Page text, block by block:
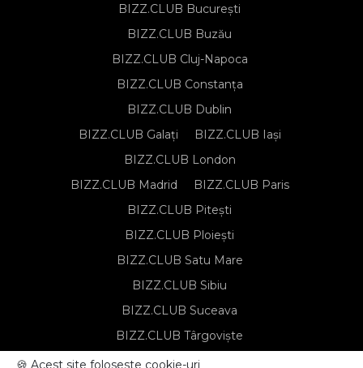
BIZZ.CLUB București
BIZZ.CLUB Buzău
BIZZ.CLUB Cluj-Napoca
BIZZ.CLUB Constanța
BIZZ.CLUB Dublin
BIZZ.CLUB Galați
BIZZ.CLUB Iași
BIZZ.CLUB London
BIZZ.CLUB Madrid
BIZZ.CLUB Paris
BIZZ.CLUB Pitești
BIZZ.CLUB Ploiești
BIZZ.CLUB Satu Mare
BIZZ.CLUB Sibiu
BIZZ.CLUB Suceava
BIZZ.CLUB Târgoviște
BIZZ.CLUB Târgu Mureș
🍪 Acest site foloseste cookie-uri